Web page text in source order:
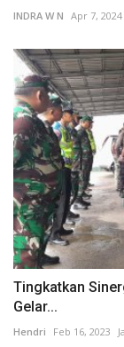
INDRA W N Apr 7, 2024
Tingkatkan
Gelar...
Hendri Feb 16, 2023